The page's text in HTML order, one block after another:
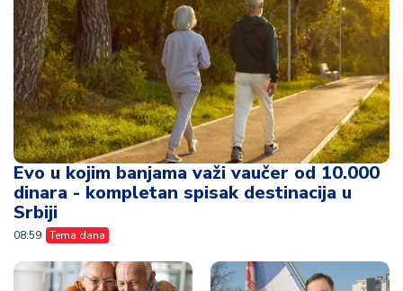
Evo u kojim banjama važi vaučer od 10.000
dinara - kompletan spisak destinacija u
Srbiji
08:59 Tema dana